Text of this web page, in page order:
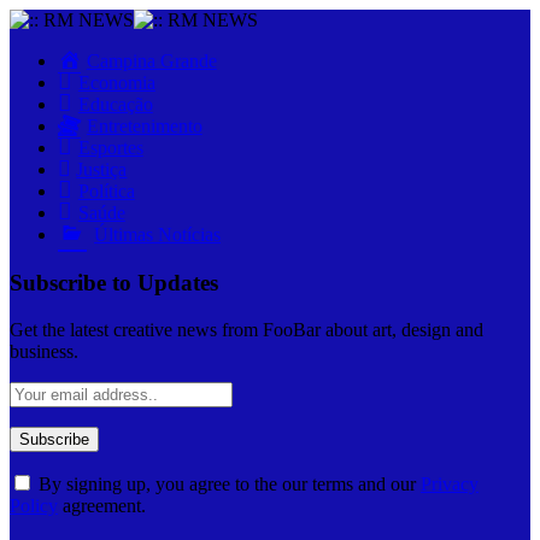
Close
Campina Grande
Economia
Educação
Entretenimento
Esportes
Justiça
Política
Saúde
Últimas Notícias
Subscribe to Updates
Get the latest creative news from FooBar about art, design and
business.
By signing up, you agree to the our terms and our Privacy
Policy agreement.